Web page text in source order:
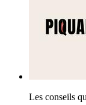
Les conseils